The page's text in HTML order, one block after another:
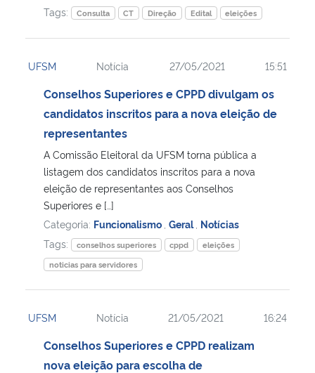
Tags:
Consulta CT Direção Edital eleições
UFSM Notícia 27/05/2021 15:51
Conselhos Superiores e CPPD divulgam os
candidatos inscritos para a nova eleição de
representantes
A Comissão Eleitoral da UFSM torna pública a
listagem dos candidatos inscritos para a nova
eleição de representantes aos Conselhos
Superiores e […]
Categoria: Funcionalismo Geral
Notícias
Tags:
conselhos superiores cppd
eleições
noticias para servidores
UFSM Notícia 21/05/2021 16:24
Conselhos Superiores e CPPD realizam
nova eleição para escolha de